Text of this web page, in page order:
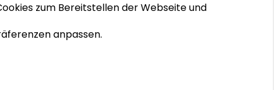
zum Bereitstellen der Webseite und
anpassen.